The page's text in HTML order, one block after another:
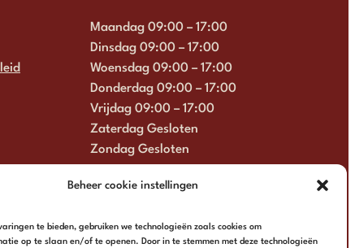
Beheer cookie instellingen
te bieden, gebruiken we technologieën zoals cookies om
op te slaan en/of te openen. Door in te stemmen met deze technologieën
Maandag 09:00 – 17:00
Dinsdag 09:00 – 17:00
Woensdag 09:00 – 17:00
Donderdag 09:00 – 17:00
Vrijdag 09:00 – 17:00
Zaterdag Gesloten
Zondag Gesloten
+31 6 13 57 92 22